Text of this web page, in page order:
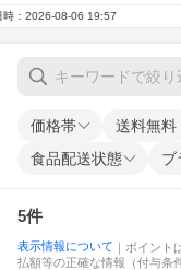
価格帯 送料無料
食品配送状態 ブ
5件
表示情報について ｜ポイント
払額等の正確な情報（付与条